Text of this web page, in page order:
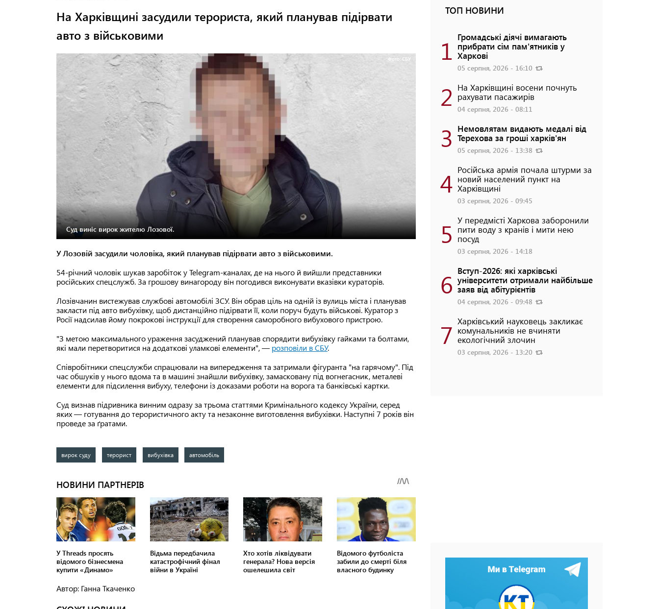
На Харківщині засудили терориста, який планував підірвати
авто з військовими
Фото: СБУ
Суд виніс вирок жителю Лозової.
У Лозовій засудили чоловіка, який планував підірвати авто з військовими.
54-річний чоловік шукав заробіток у Telegram-каналах, де на нього й вийшли представники
російських спецслужб. За грошову винагороду він погодився виконувати вказівки кураторів.
Лозівчанин вистежував службові автомобілі ЗСУ. Він обрав ціль на одній із вулиць міста і планував
закласти під авто вибухівку, щоб дистанційно підірвати її, коли поруч будуть військові. Куратор з
Росії надсилав йому покрокові інструкції для створення саморобного вибухового пристрою.
"З метою максимального ураження засуджений планував спорядити вибухівку гайками та болтами,
які мали перетворитися на додаткові уламкові елементи", — розповіли в СБУ.
Співробітники спецслужби спрацювали на випередження та затримали фігуранта "на гарячому". Під
час обшуків у нього вдома та в машині знайшли вибухівку, замасковану під вогнегасник, металеві
елементи для підсилення вибуху, телефони із доказами роботи на ворога та банківські картки.
Суд визнав підривника винним одразу за трьома статтями Кримінального кодексу України, серед
яких — готування до терористичного акту та незаконне виготовлення вибухівки. Наступні 7 років він
проведе за ґратами.
вирок суду терорист вибухівка автомобіль
Автор: Ганна Ткаченко
ТОП НОВИНИ
1 Громадські діячі вимагають
прибрати сім пам'ятників у
Харкові
05 серпня, 2026 - 16:10
2 На Харківщині восени почнуть
рахувати пасажирів
04 серпня, 2026 - 08:11
3 Немовлятам видають медалі від
Терехова за гроші харків'ян
05 серпня, 2026 - 13:38
4 Російська армія почала штурми за
новий населений пункт на
Харківщині
03 серпня, 2026 - 09:45
5 У передмісті Харкова заборонили
пити воду з кранів і мити нею
посуд
03 серпня, 2026 - 14:18
6 Вступ-2026: які харківські
університети отримали найбільше
заяв від абітурієнтів
04 серпня, 2026 - 09:48
7 Харківський науковець закликає
комунальників не вчиняти
екологічний злочин
03 серпня, 2026 - 13:20